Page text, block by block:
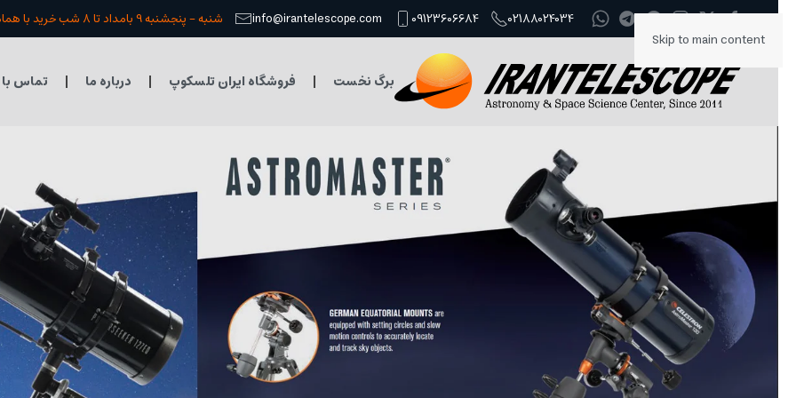
Skip to main content
02188024034
09123606684
info@irantelescope.com شنبه - پنجشنبه 9 بامداد تا 8 شب خرید با هماهنگی قبلی
برگ نخست فروشگاه ایران تلسکوپ درباره ما تماس با